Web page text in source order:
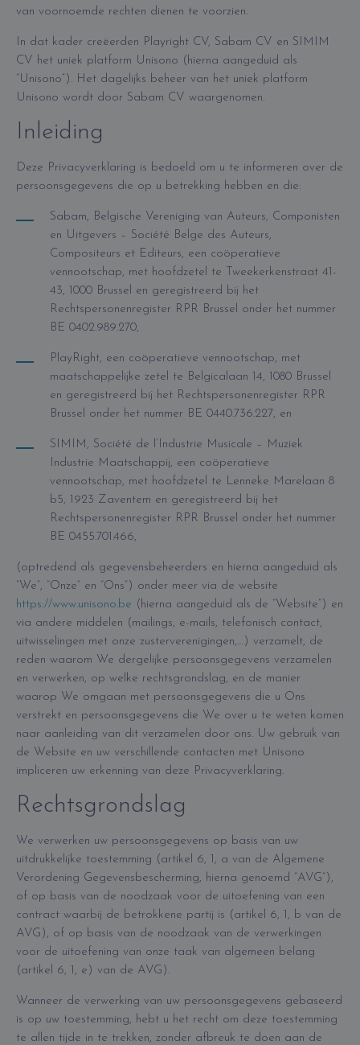
van voornoemde rechten dienen te voorzien.
In dat kader creëerden Playright CV, Sabam CV en SIMIM
CV het uniek platform Unisono (hierna aangeduid als
“Unisono”). Het dagelijks beheer van het uniek platform
Unisono wordt door Sabam CV waargenomen.
Inleiding
Deze Privacyverklaring is bedoeld om u te informeren over de
persoonsgegevens die op u betrekking hebben en die:
Sabam, Belgische Vereniging van Auteurs, Componisten
en Uitgevers – Société Belge des Auteurs,
Compositeurs et Editeurs, een coöperatieve
vennootschap, met hoofdzetel te Tweekerkenstraat 41-
43, 1000 Brussel en geregistreerd bij het
Rechtspersonenregister RPR Brussel onder het nummer
BE 0402.989.270,
PlayRight, een coöperatieve vennootschap, met
maatschappelijke zetel te Belgicalaan 14, 1080 Brussel
en geregistreerd bij het Rechtspersonenregister RPR
Brussel onder het nummer BE 0440.736.227, en
SIMIM, Société de l’Industrie Musicale – Muziek
Industrie Maatschappij, een coöperatieve
vennootschap, met hoofdzetel te Lenneke Marelaan 8
b5, 1923 Zaventem en geregistreerd bij het
Rechtspersonenregister RPR Brussel onder het nummer
BE 0455.701.466,
(optredend als gegevensbeheerders en hierna aangeduid als
“We”, “Onze” en “Ons”) onder meer via de website
https://www.unisono.be (hierna aangeduid als de “Website”) en
via andere middelen (mailings, e-mails, telefonisch contact,
uitwisselingen met onze zusterverenigingen,…) verzamelt, de
reden waarom We dergelijke persoonsgegevens verzamelen
en verwerken, op welke rechtsgrondslag, en de manier
waarop We omgaan met persoonsgegevens die u Ons
verstrekt en persoonsgegevens die We over u te weten komen
naar aanleiding van dit verzamelen door ons. Uw gebruik van
de Website en uw verschillende contacten met Unisono
impliceren uw erkenning van deze Privacyverklaring.
Rechtsgrondslag
We verwerken uw persoonsgegevens op basis van uw
uitdrukkelijke toestemming (artikel 6, 1, a van de Algemene
Verordening Gegevensbescherming, hierna genoemd “AVG”),
of op basis van de noodzaak voor de uitoefening van een
contract waarbij de betrokkene partij is (artikel 6, 1, b van de
AVG), of op basis van de noodzaak van de verwerkingen
voor de uitoefening van onze taak van algemeen belang
(artikel 6, 1, e) van de AVG).
Wanneer de verwerking van uw persoonsgegevens gebaseerd
is op uw toestemming, hebt u het recht om deze toestemming
te allen tijde in te trekken, zonder afbreuk te doen aan de